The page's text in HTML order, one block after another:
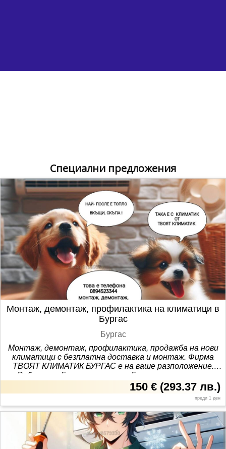
Специални предложения
150 € (293.37 лв.)
преди 1 ден
Монтаж, демонтаж, профилактика на климатици в
Бургас
Бургас
Монтаж, демонтаж, профилактика, продажба на нови
климатици с безплатна доставка и монтаж. Фирма
ТВОЯТ КЛИМАТИК БУРГАС е на ваше разположение.
Работим в Бургас и региона. Бързо и качествено.